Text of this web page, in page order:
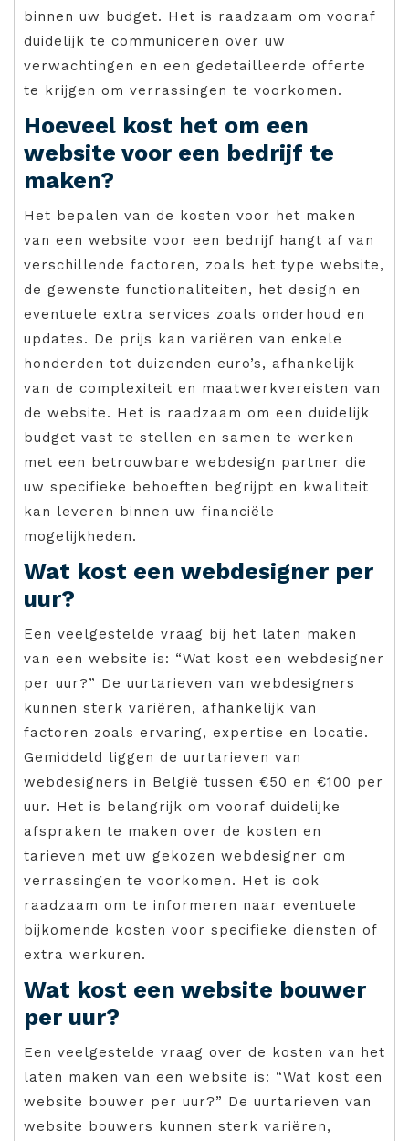
binnen uw budget. Het is raadzaam om vooraf
duidelijk te communiceren over uw
verwachtingen en een gedetailleerde offerte
te krijgen om verrassingen te voorkomen.
Hoeveel kost het om een ​​
website voor een bedrijf te
maken?
Het bepalen van de kosten voor het maken
van een website voor een bedrijf hangt af van
verschillende factoren, zoals het type website,
de gewenste functionaliteiten, het design en
eventuele extra services zoals onderhoud en
updates. De prijs kan variëren van enkele
honderden tot duizenden euro’s, afhankelijk
van de complexiteit en maatwerkvereisten van
de website. Het is raadzaam om een duidelijk
budget vast te stellen en samen te werken
met een betrouwbare webdesign partner die
uw specifieke behoeften begrijpt en kwaliteit
kan leveren binnen uw financiële
mogelijkheden.
Wat kost een webdesigner per
uur?
Een veelgestelde vraag bij het laten maken
van een website is: “Wat kost een webdesigner
per uur?” De uurtarieven van webdesigners
kunnen sterk variëren, afhankelijk van
factoren zoals ervaring, expertise en locatie.
Gemiddeld liggen de uurtarieven van
webdesigners in België tussen €50 en €100 per
uur. Het is belangrijk om vooraf duidelijke
afspraken te maken over de kosten en
tarieven met uw gekozen webdesigner om
verrassingen te voorkomen. Het is ook
raadzaam om te informeren naar eventuele
bijkomende kosten voor specifieke diensten of
extra werkuren.
Wat kost een website bouwer
per uur?
Een veelgestelde vraag over de kosten van het
laten maken van een website is: “Wat kost een
website bouwer per uur?” De uurtarieven van
website bouwers kunnen sterk variëren,